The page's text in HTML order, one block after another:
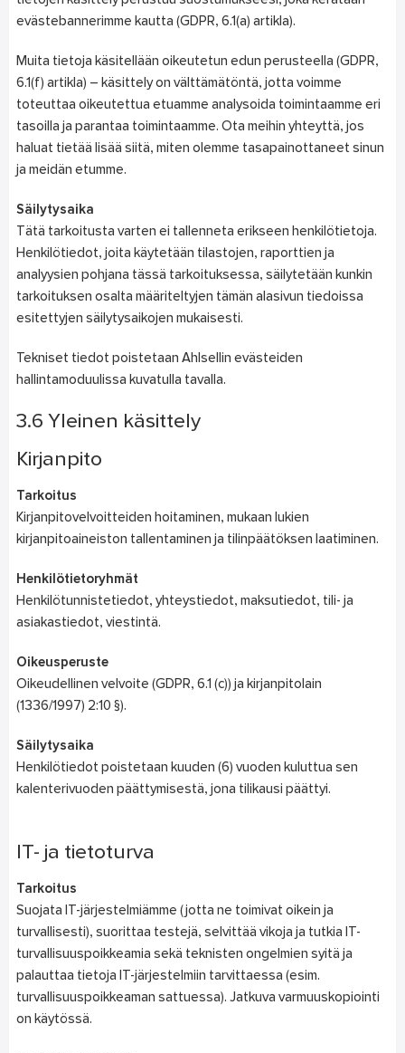
evästebannerimme kautta (GDPR, 6.1(a) artikla).
Muita tietoja käsitellään oikeutetun edun perusteella (GDPR,
6.1(f) artikla) – käsittely on välttämätöntä, jotta voimme
toteuttaa oikeutettua etuamme analysoida toimintaamme eri
tasoilla ja parantaa toimintaamme. Ota meihin yhteyttä, jos
haluat tietää lisää siitä, miten olemme tasapainottaneet sinun
ja meidän etumme.
Säilytysaika
Tätä tarkoitusta varten ei tallenneta erikseen henkilötietoja.
Henkilötiedot, joita käytetään tilastojen, raporttien ja
analyysien pohjana tässä tarkoituksessa, säilytetään kunkin
tarkoituksen osalta määriteltyjen tämän alasivun tiedoissa
esitettyjen säilytysaikojen mukaisesti.
Tekniset tiedot poistetaan Ahlsellin evästeiden
hallintamoduulissa kuvatulla tavalla.
3.6 Yleinen käsittely
Kirjanpito
Tarkoitus
Kirjanpitovelvoitteiden hoitaminen, mukaan lukien
kirjanpitoaineiston tallentaminen ja tilinpäätöksen laatiminen.
Henkilötietoryhmät
Henkilötunnistetiedot, yhteystiedot, maksutiedot, tili- ja
asiakastiedot, viestintä.
Oikeusperuste
Oikeudellinen velvoite (GDPR, 6.1 (c)) ja kirjanpitolain
(1336/1997) 2:10 §).
Säilytysaika
Henkilötiedot poistetaan kuuden (6) vuoden kuluttua sen
kalenterivuoden päättymisestä, jona tilikausi päättyi.
IT- ja tietoturva
Tarkoitus
Suojata IT-järjestelmiämme (jotta ne toimivat oikein ja
turvallisesti), suorittaa testejä, selvittää vikoja ja tutkia IT-
turvallisuuspoikkeamia sekä teknisten ongelmien syitä ja
palauttaa tietoja IT-järjestelmiin tarvittaessa (esim.
turvallisuuspoikkeaman sattuessa). Jatkuva varmuuskopiointi
on käytössä.